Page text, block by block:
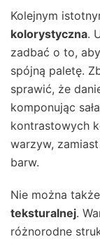
Kolejnym
kolorystyczna.
zadbać o to,
spójną paletę.
sprawić, że
komponując
kontrastowych
warzyw,
barw.
Nie można
teksturalnej.
różnorodne